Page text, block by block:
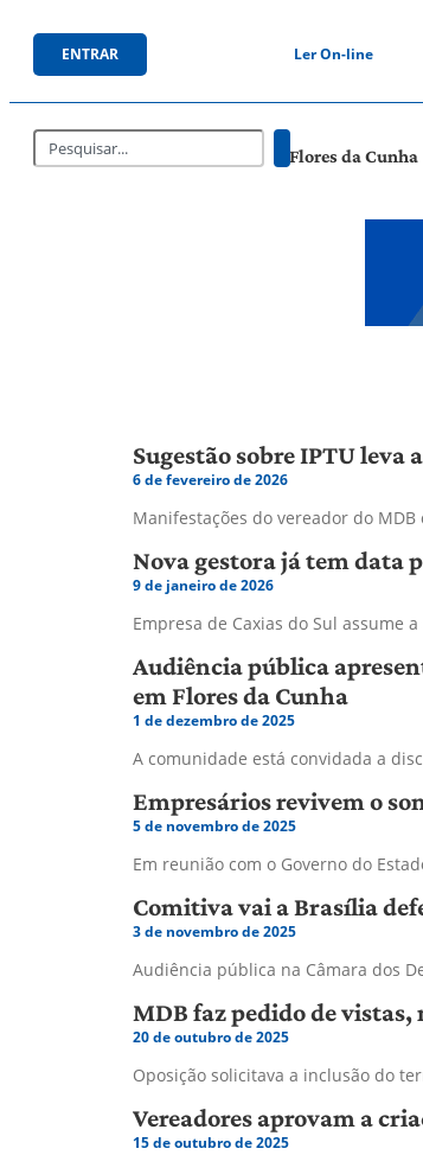
ENTRAR Ler On-line
Flores da Cunha
Sugestão sobre IPTU leva
6 de fevereiro de 2026
Manifestações do vereador do
Nova gestora já tem data
9 de janeiro de 2026
Empresa de Caxias do Sul assume
Audiência pública
em Flores da Cunha
1 de dezembro de 2025
A comunidade está convidada a
Empresários revivem o
5 de novembro de 2025
Em reunião com o Governo do
Comitiva vai a Brasília
3 de novembro de 2025
Audiência pública na Câmara dos
MDB faz pedido de vistas,
20 de outubro de 2025
Oposição solicitava a inclusão do
Vereadores aprovam a
15 de outubro de 2025